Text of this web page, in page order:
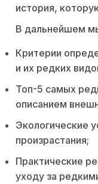
история,
В дальнейшем
Критерии
и их редких
Топ-5 самых
описанием
Экологические
произрастания;
Практические
уходу за